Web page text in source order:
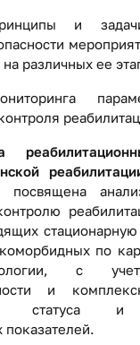
и
различных ее
посвящена
по
с
и
статуса и
показателей.